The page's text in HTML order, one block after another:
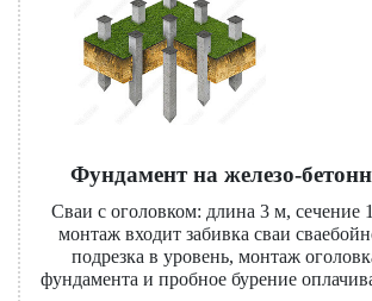
Фундамент на железо-
Сваи с оголовком: длина 3 м, сечение
монтаж входит забивка сваи
подрезка в уровень, монтаж
фундамента и пробное бурение